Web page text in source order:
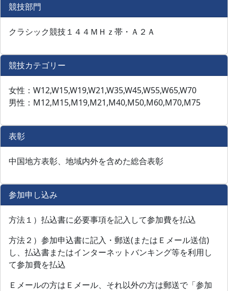
競技部門
クラシック競技１４４ＭＨｚ帯・Ａ２Ａ
競技カテゴリー
女性：W12,W15,W19,W21,W35,W45,W55,W65,W70
男性：M12,M15,M19,M21,M40,M50,M60,M70,M75
表彰
中国地方表彰、地域内外を含めた総合表彰
参加申し込み
方法１）払込書に必要事項を記入して参加費を払込
方法２）参加申込書に記入・郵送(またはＥメール送信)
し、払込書またはインターネットバンキング等を利用し
て参加費を払込
Ｅメールの方はＥメール、それ以外の方は郵送で「参加